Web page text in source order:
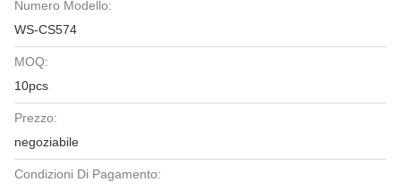
Numero Modello:
WS-CS574
MOQ:
10pcs
Prezzo:
negoziabile
Condizioni Di Pagamento: